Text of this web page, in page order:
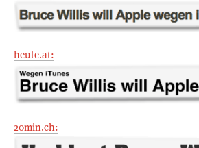
heute.at:
20min.ch: